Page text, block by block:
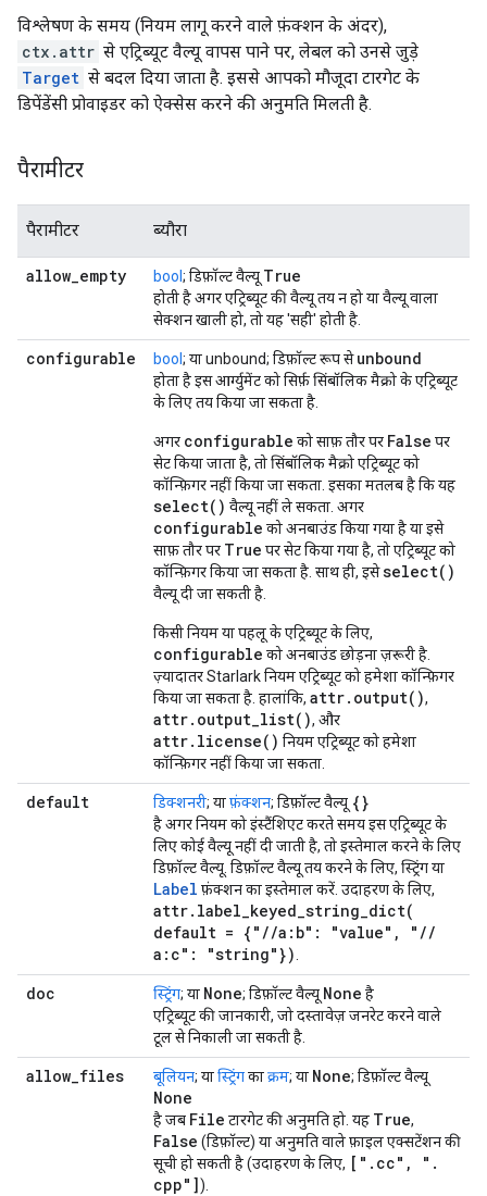
विश्लेषण के समय (नियम लागू करने वाले फ़ंक्शन के अंदर),
ctx.attr से एट्रिब्यूट वैल्यू वापस पाने पर, लेबल को उनसे जुड़े
Target से बदल दिया जाता है. इससे आपको मौजूदा टारगेट के
डिपेंडेंसी प्रोवाइडर को ऐक्सेस करने की अनुमति मिलती है.
पैरामीटर
पैरामीटर ब्यौरा
allow_empty bool ; डिफ़ॉल्ट वैल्यू True
होती है अगर एट्रिब्यूट की वैल्यू तय न हो या वैल्यू वाला
सेक्शन खाली हो, तो यह 'सही' होती है.
configurable bool ; या unbound; डिफ़ॉल्ट रूप सेunbound
होता है इस आर्ग्युमेंट को सिर्फ़ सिंबॉलिक मैक्रो के एट्रिब्यूट
के लिए तय किया जा सकता है.
अगर configurable को साफ़ तौर पर False पर
सेट किया जाता है, तो सिंबॉलिक मैक्रो एट्रिब्यूट को
कॉन्फ़िगर नहीं किया जा सकता. इसका मतलब है कि यह
select() वैल्यू नहीं ले सकता. अगर
configurable को अनबाउंड किया गया है या इसे
साफ़ तौर पर True पर सेट किया गया है, तो एट्रिब्यूट को
कॉन्फ़िगर किया जा सकता है. साथ ही, इसेselect()
वैल्यू दी जा सकती है.
किसी नियम या पहलू के एट्रिब्यूट के लिए,
configurable को अनबाउंड छोड़ना ज़रूरी है.
ज़्यादातर Starlark नियम एट्रिब्यूट को हमेशा कॉन्फ़िगर
किया जा सकता है. हालांकि, attr.output(),
attr.output_list(), और
attr.license() नियम एट्रिब्यूट को हमेशा
कॉन्फ़िगर नहीं किया जा सकता.
default डिक्शनरी; याफ़ंक्शन; डिफ़ॉल्ट वैल्यू {}
है अगर नियम को इंस्टैंशिएट करते समय इस एट्रिब्यूट के
लिए कोई वैल्यू नहीं दी जाती है, तो इस्तेमाल करने के लिए
डिफ़ॉल्ट वैल्यू. डिफ़ॉल्ट वैल्यू तय करने के लिए, स्ट्रिंग या
Label फ़ंक्शन का इस्तेमाल करें. उदाहरण के लिए,
attr. label_keyed_string_dict(
default = {" //a:b": "value" , " //
a:c": "string"})
doc स्ट्रिंग; या None; डिफ़ॉल्ट वैल्यू None है
एट्रिब्यूट की जानकारी, जो दस्तावेज़ जनरेट करने वाले
टूल से निकाली जा सकती है.
allow_files बूलियन; यास्ट्रिंगकाक्रम; या None; डिफ़ॉल्ट वैल्यू
None
है जब File टारगेट की अनुमति हो. यह True,
False (डिफ़ॉल्ट) या अनुमति वाले फ़ाइल एक्सटेंशन की
सूची हो सकती है (उदाहरण के लिए, [" . cc" , " .
cpp"]).